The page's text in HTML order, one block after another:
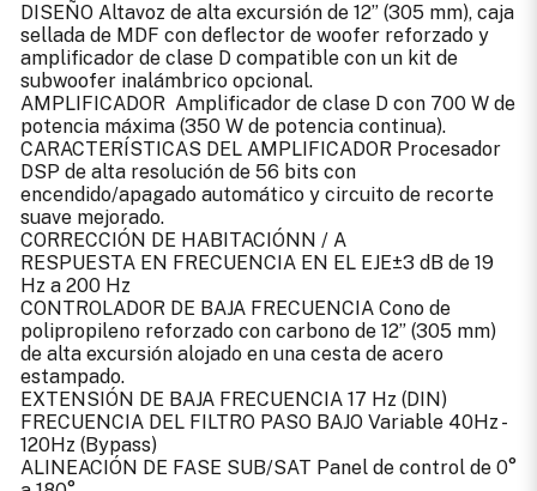
DISEÑO Altavoz de alta excursión de 12” (305 mm), caja
sellada de MDF con deflector de woofer reforzado y
amplificador de clase D compatible con un kit de
subwoofer inalámbrico opcional.
AMPLIFICADOR Amplificador de clase D con 700 W de
potencia máxima (350 W de potencia continua).
CARACTERÍSTICAS DEL AMPLIFICADOR Procesador
DSP de alta resolución de 56 bits con
encendido/apagado automático y circuito de recorte
suave mejorado.
CORRECCIÓN DE HABITACIÓNN / A
RESPUESTA EN FRECUENCIA EN EL EJE±3 dB de 19
Hz a 200 Hz
CONTROLADOR DE BAJA FRECUENCIA Cono de
polipropileno reforzado con carbono de 12” (305 mm)
de alta excursión alojado en una cesta de acero
estampado.
EXTENSIÓN DE BAJA FRECUENCIA 17 Hz (DIN)
FRECUENCIA DEL FILTRO PASO BAJO Variable 40Hz -
120Hz (Bypass)
ALINEACIÓN DE FASE SUB/SAT Panel de control de 0°